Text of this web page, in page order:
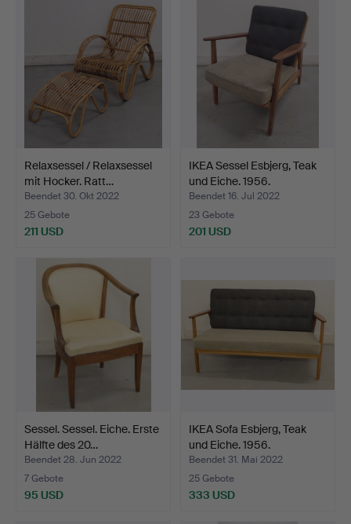
Relaxsessel / Relaxsessel
mit Hocker. Ratt…
Beendet 30. Okt 2022
25 Gebote
211 USD
IKEA Sessel Esbjerg, Teak
und Eiche. 1956.
Beendet 16. Jul 2022
23 Gebote
201 USD
Sessel. Sessel. Eiche. Erste
Hälfte des 20…
Beendet 28. Jun 2022
7 Gebote
95 USD
IKEA Sofa Esbjerg, Teak
und Eiche. 1956.
Beendet 31. Mai 2022
25 Gebote
333 USD